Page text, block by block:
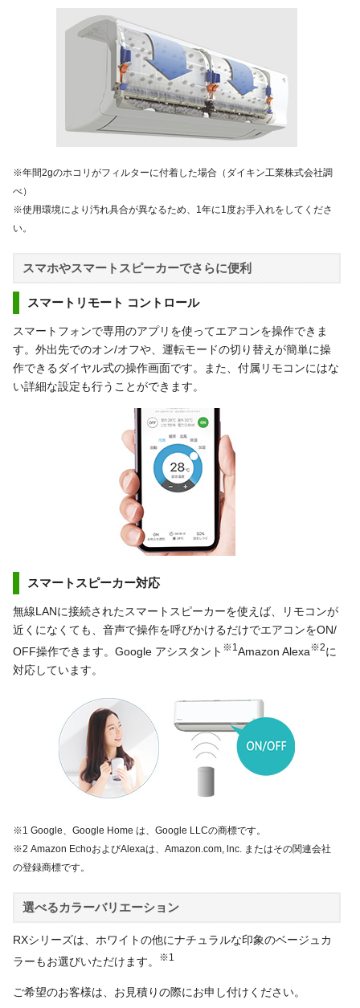
※年間2gのホコリがフィルターに付着した場合（ダイキン工業株式会社調
べ）
※使用環境により汚れ具合が異なるため、1年に1度お手入れをしてくださ
い。
スマホやスマートスピーカーでさらに便利
スマートリモート コントロール
スマートフォンで専用のアプリを使ってエアコンを操作できま
す。外出先でのオン/オフや、運転モードの切り替えが簡単に操
作できるダイヤル式の操作画面です。また、付属リモコンにはな
い詳細な設定も行うことができます。
スマートスピーカー対応
無線LANに接続されたスマートスピーカーを使えば、リモコンが
近くになくても、音声で操作を呼びかけるだけでエアコンをON/
OFF操作できます。Google アシスタント ※1 Amazon Alexa※2に
対応しています。
※1 Google、Google Home は、Google LLCの商標です。
※2 Amazon EchoおよびAlexaは、Amazon.com, lnc. またはその関連会社
の登録商標です。
選べるカラーバリエーション
RXシリーズは、ホワイトの他にナチュラルな印象のベージュカ
ラーもお選びいただけます。
※1
ご希望のお客様は、お見積りの際にお申し付けください。